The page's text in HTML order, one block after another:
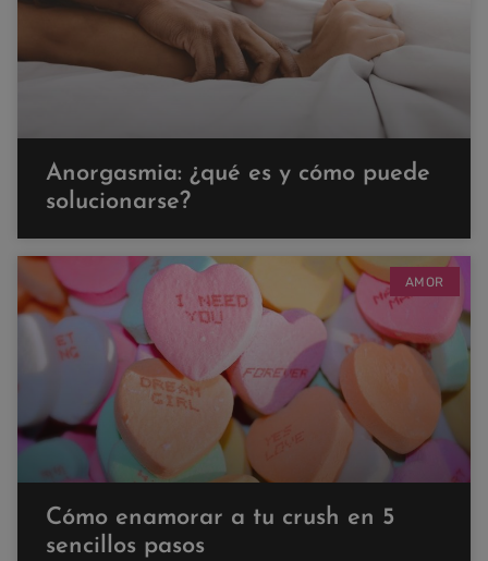
Anorgasmia: ¿qué es y cómo puede
solucionarse?
AMOR
Cómo enamorar a tu crush en 5
sencillos pasos